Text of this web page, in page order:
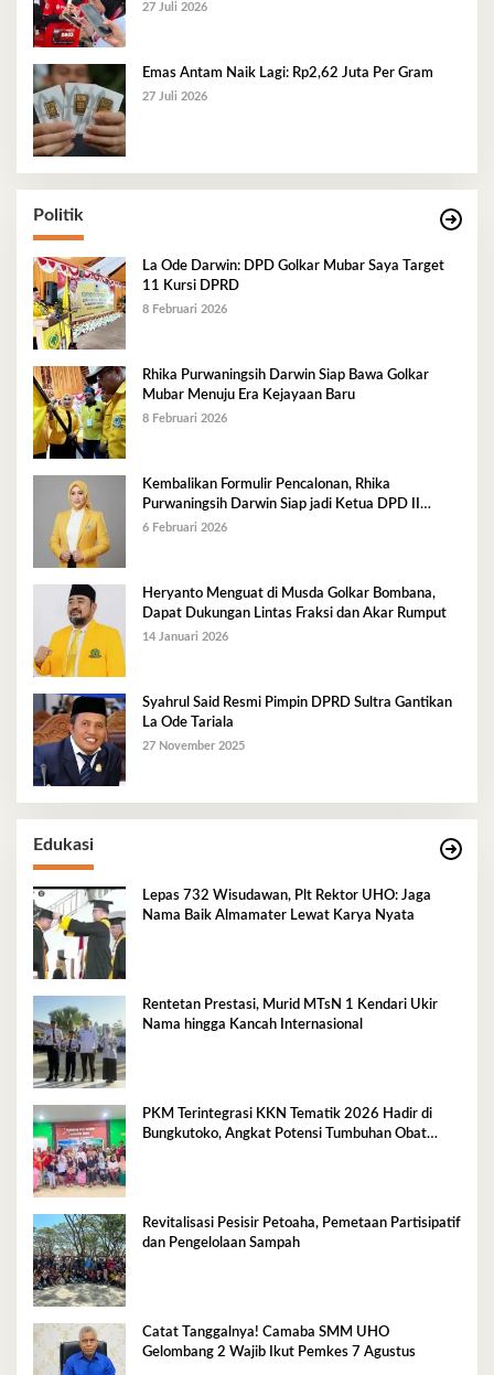
27 Juli 2026
Emas Antam Naik Lagi: Rp2,62 Juta Per Gram
27 Juli 2026
Politik
La Ode Darwin: DPD Golkar Mubar Saya Target
11 Kursi DPRD
8 Februari 2026
Rhika Purwaningsih Darwin Siap Bawa Golkar
Mubar Menuju Era Kejayaan Baru
8 Februari 2026
Kembalikan Formulir Pencalonan, Rhika
Purwaningsih Darwin Siap jadi Ketua DPD II
Golkar Mubar
6 Februari 2026
Heryanto Menguat di Musda Golkar Bombana,
Dapat Dukungan Lintas Fraksi dan Akar Rumput
14 Januari 2026
Syahrul Said Resmi Pimpin DPRD Sultra Gantikan
La Ode Tariala
27 November 2025
Edukasi
Lepas 732 Wisudawan, Plt Rektor UHO: Jaga
Nama Baik Almamater Lewat Karya Nyata
Rentetan Prestasi, Murid MTsN 1 Kendari Ukir
Nama hingga Kancah Internasional
PKM Terintegrasi KKN Tematik 2026 Hadir di
Bungkutoko, Angkat Potensi Tumbuhan Obat
Revitalisasi Pesisir Petoaha, Pemetaan Partisipatif
dan Pengelolaan Sampah
Catat Tanggalnya! Camaba SMM UHO
Gelombang 2 Wajib Ikut Pemkes 7 Agustus